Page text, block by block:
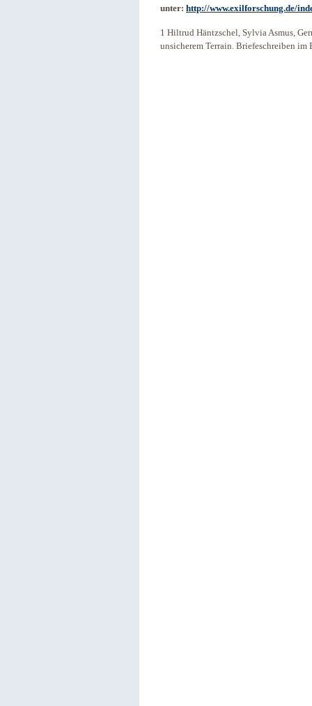
unter: http://www.exilforschung.de/
1 Hiltrud Häntzschel, Sylvia Asmus,
unsicherem Terrain. Briefeschreiben